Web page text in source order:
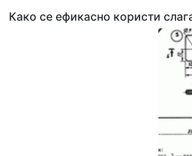
Како се ефикасно користи